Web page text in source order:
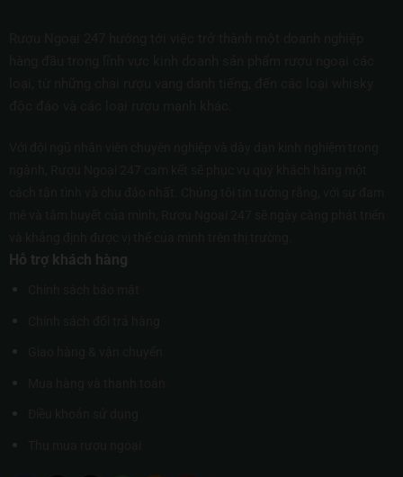
Hỗ trợ khách hàng